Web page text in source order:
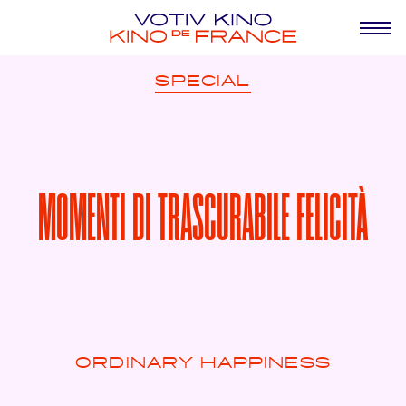
SPECIAL
MOMENTI DI TRASCURABILE FELICITÀ
ORDINARY HAPPINESS